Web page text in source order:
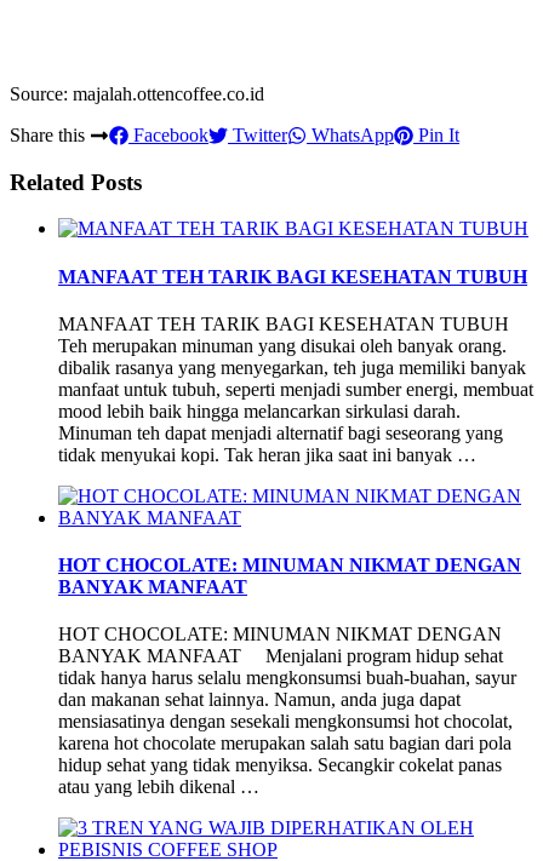
Source: majalah.ottencoffee.co.id
Share this
Facebook Twitter WhatsApp Pin It
Related Posts
MANFAAT TEH TARIK BAGI KESEHATAN TUBUH
MANFAAT TEH TARIK BAGI KESEHATAN TUBUH
Teh merupakan minuman yang disukai oleh banyak orang.
dibalik rasanya yang menyegarkan, teh juga memiliki banyak
manfaat untuk tubuh, seperti menjadi sumber energi, membuat
mood lebih baik hingga melancarkan sirkulasi darah.
Minuman teh dapat menjadi alternatif bagi seseorang yang
tidak menyukai kopi. Tak heran jika saat ini banyak …
HOT CHOCOLATE: MINUMAN NIKMAT DENGAN
BANYAK MANFAAT
HOT CHOCOLATE: MINUMAN NIKMAT DENGAN
BANYAK MANFAAT Menjalani program hidup sehat
tidak hanya harus selalu mengkonsumsi buah-buahan, sayur
dan makanan sehat lainnya. Namun, anda juga dapat
mensiasatinya dengan sesekali mengkonsumsi hot chocolat,
karena hot chocolate merupakan salah satu bagian dari pola
hidup sehat yang tidak menyiksa. Secangkir cokelat panas
atau yang lebih dikenal …